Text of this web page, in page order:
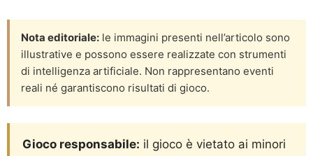
Nota editoriale: le immagini presenti nell’articolo sono
illustrative e possono essere realizzate con strumenti
di intelligenza artificiale. Non rappresentano eventi
reali né garantiscono risultati di gioco.
Gioco responsabile: il gioco è vietato ai minori